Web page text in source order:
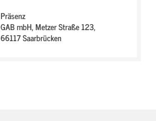
Präsenz
GAB mbH,Metzer Straße 123,
66117 Saarbrücken